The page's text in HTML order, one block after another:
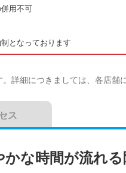
用不可
となっております
詳細につきましては、各店舗
ス
な時間が流れ